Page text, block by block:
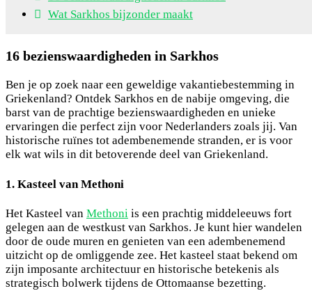
Wat Sarkhos bijzonder maakt
16 bezienswaardigheden in Sarkhos
Ben je op zoek naar een geweldige vakantiebestemming in
Griekenland? Ontdek Sarkhos en de nabije omgeving, die
barst van de prachtige bezienswaardigheden en unieke
ervaringen die perfect zijn voor Nederlanders zoals jij. Van
historische ruïnes tot adembenemende stranden, er is voor
elk wat wils in dit betoverende deel van Griekenland.
1. Kasteel van Methoni
Het Kasteel van Methoni is een prachtig middeleeuws fort
gelegen aan de westkust van Sarkhos. Je kunt hier wandelen
door de oude muren en genieten van een adembenemend
uitzicht op de omliggende zee. Het kasteel staat bekend om
zijn imposante architectuur en historische betekenis als
strategisch bolwerk tijdens de Ottomaanse bezetting.